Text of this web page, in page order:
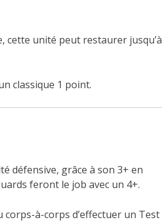
cette unité peut restaurer jusqu’à
classique 1 point.
défensive, grâce à son 3+ en
feront le job avec un 4+.
à-corps d’effectuer un Test